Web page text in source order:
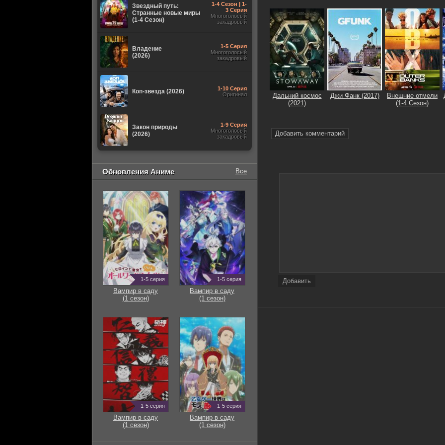
Дальний космос
(2021)
Джи Фанк (2017)
Внешние отмели
(1-4 Сезон)
Добавить комментарий
Добавить
Звездный путь:
Странные новые миры
(1-4 Сезон)
1-4 Сезон | 1-
3 Серия
Многоголосый
закадровый
Владение
(2026)
1-5 Серия
Многоголосый
закадровый
Коп-звезда (2026)
1-10 Серия
Оригинал
Закон природы
(2026)
1-9 Серия
Многоголосый
закадровый
Обновления Аниме Все
1-5 серия
Вампир в саду
(1 сезон)
1-5 серия
Вампир в саду
(1 сезон)
1-5 серия
Вампир в саду
(1 сезон)
1-5 серия
Вампир в саду
(1 сезон)